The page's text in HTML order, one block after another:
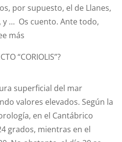
por supuesto, el de Llanes,
… Os cuento. Ante todo,
más:
DE
Y
PILLERÍAS
PORTUARIAS
“CORIOLIS”?
superficial del mar
valores elevados. Según la
en el Cantábrico
grados, mientras en el